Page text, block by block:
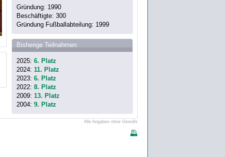
Gründung: 1990
Beschäftigte: 300
Gründung Fußballabteilung: 1999
Bisherige Teilnahmen
2025: 6. Platz
2024: 11. Platz
2023: 6. Platz
2022: 8. Platz
2009: 13. Platz
2004: 9. Platz
Alle Angaben ohne Gewähr